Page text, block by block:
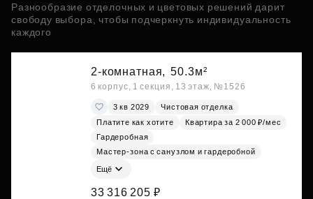
Разнообразие отделочных и цветовых решений дарит
свободу выбора, чтобы подчеркнуть индивидуальность
каждого
2-комнатная, 50.3м²
6 корпус, 1 секция, 13 этаж, №1526
3 кв 2029
Чистовая отделка
Платите как хотите
Квартира за 2 000 ₽/мес
Гардеробная
Мастер-зона с санузлом и гардеробной
Ещё
33 316 205 ₽